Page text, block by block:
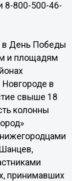
8-800-500-46-
в День Победы
и площадям
в
свыше 18
колонны
принимавших